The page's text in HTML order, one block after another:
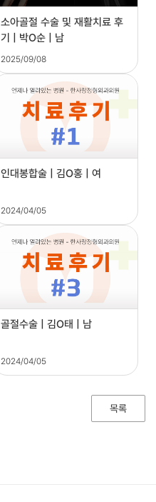
소아골절 수술 및 재활치료 후
기 | 박O순 | 남
2025/09/08
인대봉합술 | 김O홍 | 여
2024/04/05
골절수술 | 김O태 | 남
2024/04/05
목록